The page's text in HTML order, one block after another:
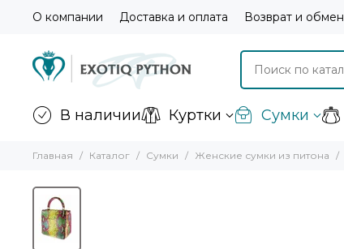
О компании Доставка и оплата Возврат и обмен
В наличии Куртки Сумки
Главная Каталог Сумки Женские сумки из питона